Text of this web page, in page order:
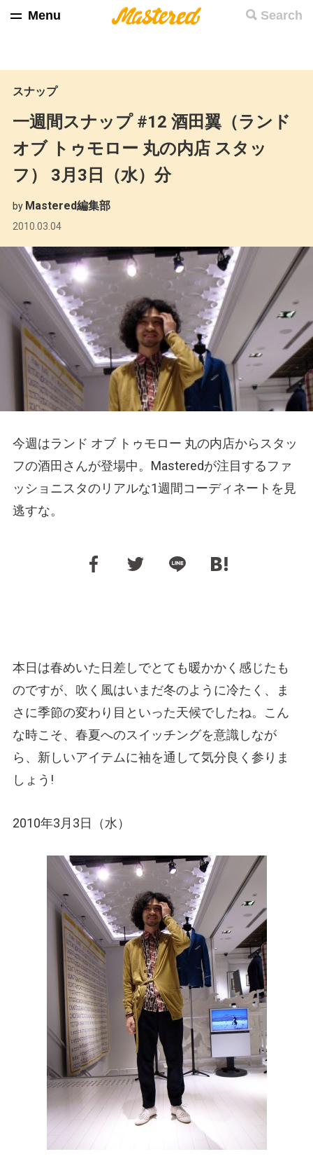
Search
Menu
スナップ
一週間スナップ #12 酒田翼（ランド
オブ トゥモロー 丸の内店 スタッ
フ） 3月3日（水）分
by Mastered編集部
2010.03.04
今週はランド オブ トゥモロー 丸の内店からスタッ
フの酒田さんが登場中。Masteredが注目するファ
ッショニスタのリアルな1週間コーディネートを見
逃すな。
本日は春めいた日差しでとても暖かかく感じたも
のですが、吹く風はいまだ冬のように冷たく、ま
さに季節の変わり目といった天候でしたね。こん
な時こそ、春夏へのスイッチングを意識しなが
ら、新しいアイテムに袖を通して気分良く参りま
しょう!
2010年3月3日（水）